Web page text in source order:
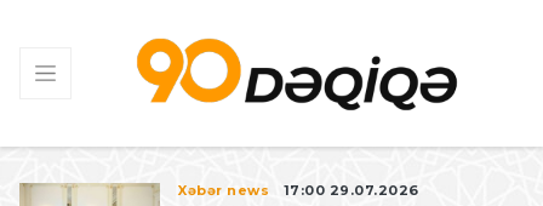
Xəbər news 17:00 29.07.2026